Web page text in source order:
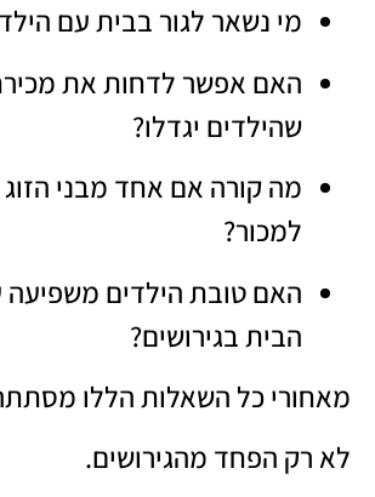
מי נשאר לגור בבית עם
האם אפשר לדחות את
שהילדים יגדלו?
מה קורה אם אחד מבני
למכור?
האם טובת הילדים
הבית בגירושים?
מאחורי כל השאלות הללו
לא רק הפחד מהגירושים.